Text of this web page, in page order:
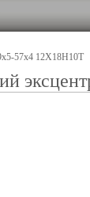
57x4 12Х18Н10Т